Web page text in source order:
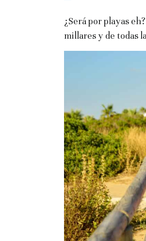
¿Será por playas
millares y de todas